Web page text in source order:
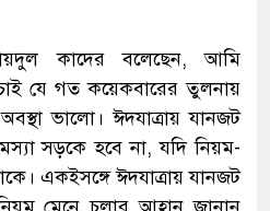
কাদের বলেছেন, আমি
যে গত কয়েকবারের তুলনায়
ভালো। ঈদযাত্রায় যানজট
সড়কে হবে না, যদি নিয়ম-
একইসঙ্গে ঈদযাত্রায় যানজট